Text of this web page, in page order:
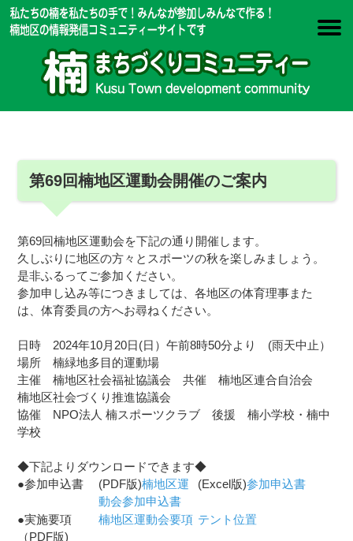
第69回楠地区運動会開催のご案内
第69回楠地区運動会を下記の通り開催します。
久しぶりに地区の方々とスポーツの秋を楽しみましょう。
是非ふるってご参加ください。
参加申し込み等につきましては、各地区の体育理事また
は、体育委員の方へお尋ねください。
日時 2024年10月20日(日）午前8時50分より (雨天中止）
場所 楠緑地多目的運動場
主催 楠地区社会福祉協議会 共催 楠地区連合自治会
楠地区社会づくり推進協議会
協催 NPO法人 楠スポーツクラブ 後援 楠小学校・楠中
学校
◆下記よりダウンロードできます◆
●参加申込書
(PDF版)楠地区運
動会参加申込書
(Excel版)参加申込書
●実施要項
（PDF版)
楠地区運動会要項 テント位置